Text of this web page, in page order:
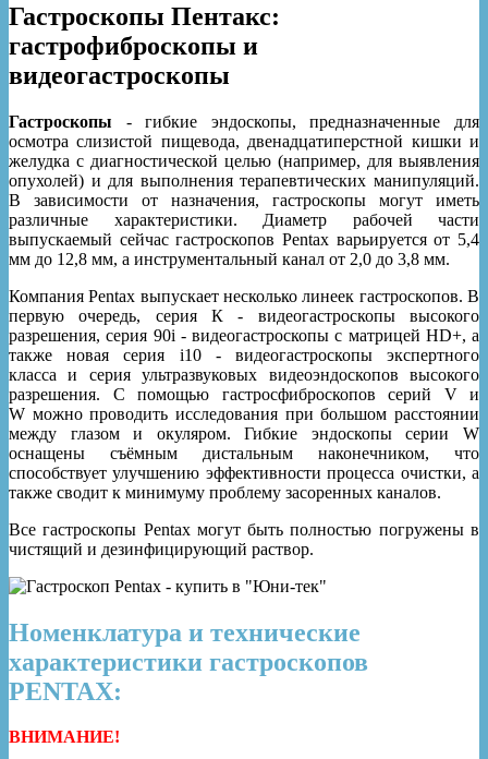
Гастроскопы Пентакс:
гастрофиброскопы и
видеогастроскопы
Гастроскопы - гибкие эндоскопы, предназначенные для
осмотра слизистой пищевода, двенадцатиперстной кишки и
желудка с диагностической целью (например, для выявления
опухолей) и для выполнения терапевтических манипуляций.
В зависимости от назначения, гастроскопы могут иметь
различные характеристики. Диаметр рабочей части
выпускаемый сейчас гастроскопов Pentax варьируется от 5,4
мм до 12,8 мм, а инструментальный канал от 2,0 до 3,8 мм.
Компания Pentax выпускает несколько линеек гастроскопов. В
первую очередь, серия К - видеогастроскопы высокого
разрешения, серия 90i - видеогастроскопы с матрицей HD+, а
также новая серия i10 - видеогастроскопы экспертного
класса и серия ультразвуковых видеоэндоскопов высокого
разрешения. С помощью гастросфиброскопов серий V и
W можно проводить исследования при большом расстоянии
между глазом и окуляром. Гибкие эндоскопы серии W
оснащены съёмным дистальным наконечником, что
способствует улучшению эффективности процесса очистки, а
также сводит к минимуму проблему засоренных каналов.
Все гастроскопы Pentax могут быть полностью погружены в
чистящий и дезинфицирующий раствор.
Номенклатура и технические
характеристики гастроскопов
PENTAX:
ВНИМАНИЕ!